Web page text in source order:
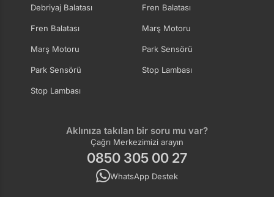
Debriyaj Balatası Fren Balatası
Fren Balatası Marş Motoru
Marş Motoru Park Sensörü
Park Sensörü Stop Lambası
Stop Lambası
Aklınıza takılan bir soru mu var?
Çağrı Merkezimizi arayın
0850 305 00 27
WhatsApp Destek